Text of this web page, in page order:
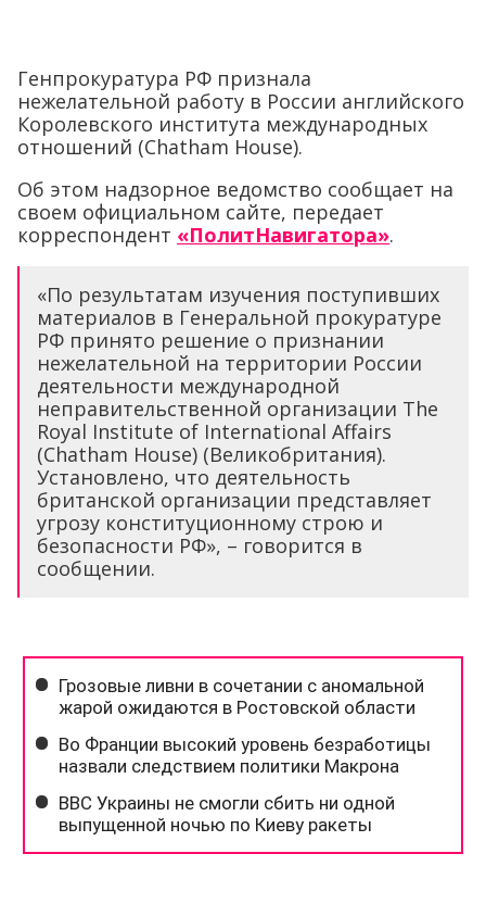
Генпрокуратура РФ признала
нежелательной работу в России английского
Королевского института международных
отношений (Chatham House).
Об этом надзорное ведомство сообщает на
своем официальном сайте, передает
корреспондент «ПолитНавигатора».
«По результатам изучения поступивших
материалов в Генеральной прокуратуре
РФ принято решение о признании
нежелательной на территории России
деятельности международной
неправительственной организации The
Royal Institute of International Affairs
(Chatham House) (Великобритания).
Установлено, что деятельность
британской организации представляет
угрозу конституционному строю и
безопасности РФ», – говорится в
сообщении.